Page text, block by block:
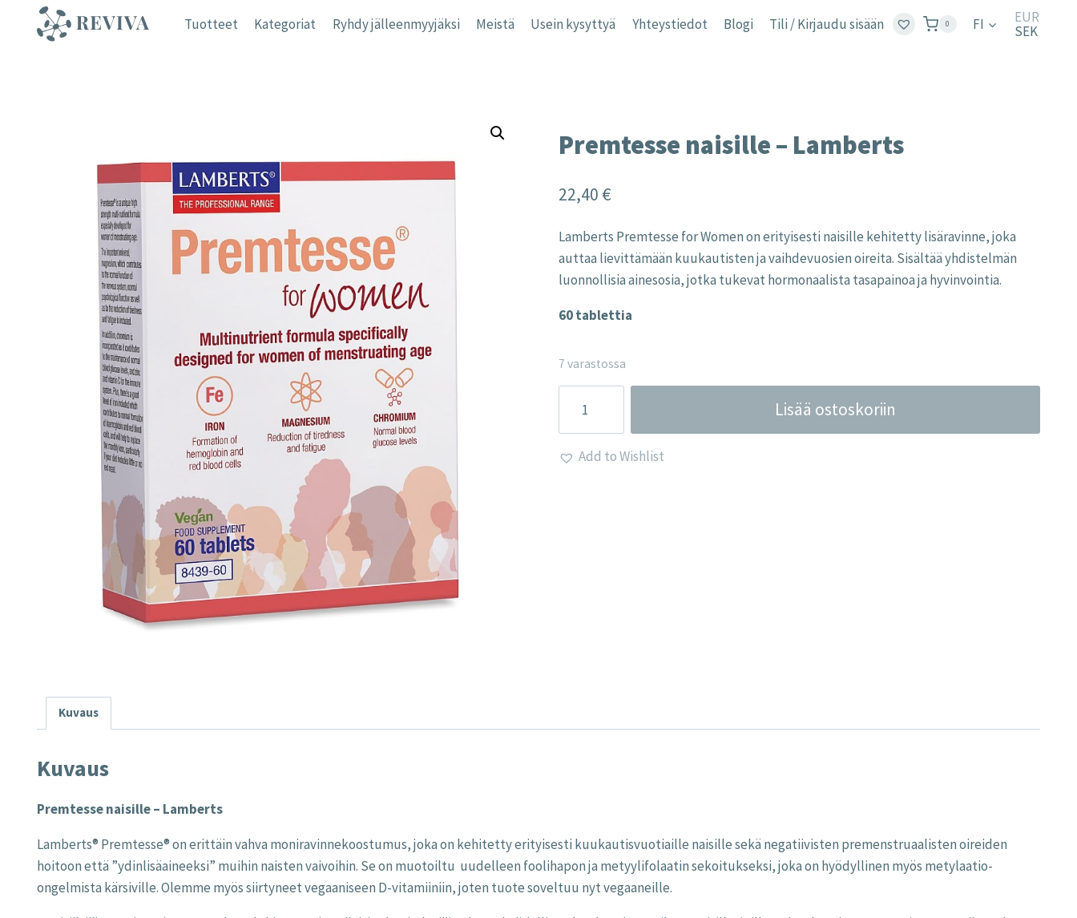
sisältöön
Tuotteet Kategoriat Ryhdy jälleenmyyjäksi Meistä Usein kysyttyä Yhteystiedot Blogi Tili / Kirjaudu sisään 0 FI
EUR
SEK
Premtesse naisille – Lamberts
22,40 €
Lamberts Premtesse for Women on erityisesti naisille kehitetty lisäravinne, joka
auttaa lievittämään kuukautisten ja vaihdevuosien oireita. Sisältää yhdistelmän
luonnollisia ainesosia, jotka tukevat hormonaalista tasapainoa ja hyvinvointia.
60 tablettia
7 varastossa
naisille
-
Lamberts
Lisää ostoskoriin
Add to Wishlist
Kuvaus
Kuvaus
Premtesse naisille – Lamberts
Lamberts® Premtesse® on erittäin vahva moniravinnekoostumus, joka on kehitetty erityisesti kuukautisvuotiaille naisille sekä negatiivisten premenstruaalisten oireiden
hoitoon että ”ydinlisäaineeksi” muihin naisten vaivoihin. Se on muotoiltu uudelleen foolihapon ja metyylifolaatin sekoitukseksi, joka on hyödyllinen myös metylaatio-
ongelmista kärsiville. Olemme myös siirtyneet vegaaniseen D-vitamiiniin, joten tuote soveltuu nyt vegaaneille.